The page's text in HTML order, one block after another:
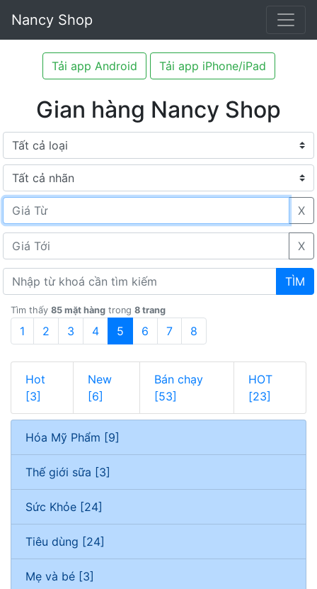
Nancy Shop
Tải app Android Tải app iPhone/iPad
Gian hàng Nancy Shop
X
X
TÌM
Tìm thấy 85 mặt hàng trong 8 trang
1 2 3 4 5 6 7 8
Hot
[3]
New
[6]
Bán chạy
[53]
HOT
[23]
Hóa Mỹ Phẩm [9]
Thế giới sữa [3]
Sức Khỏe [24]
Tiêu dùng [24]
Mẹ và bé [3]